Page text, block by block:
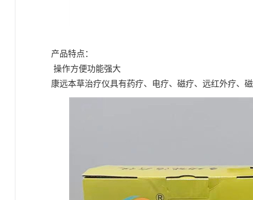
产品特点：
操作方便功能强大
康远本草治疗仪具有药疗、电疗、磁疗、远红外疗、